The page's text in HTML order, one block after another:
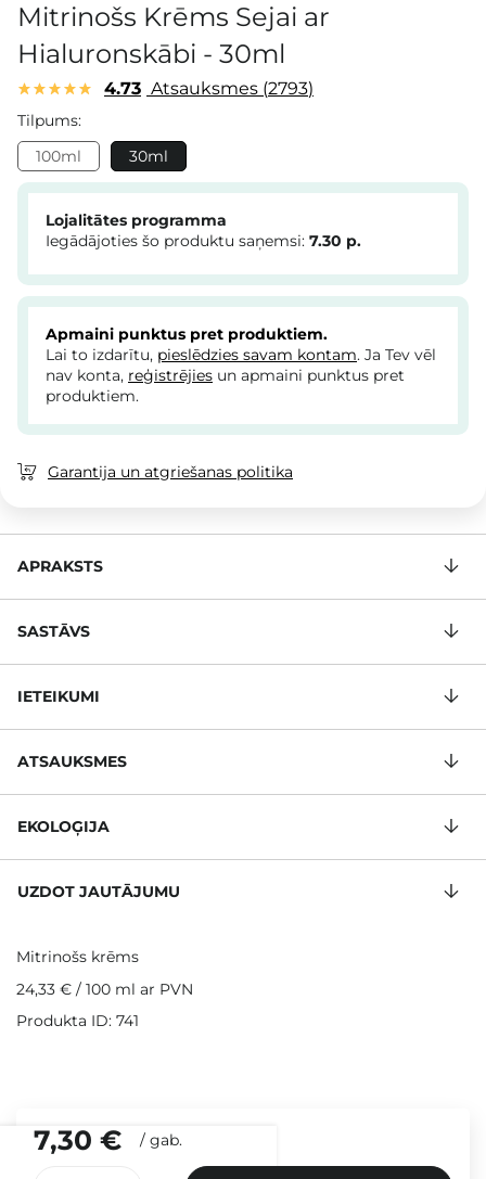
Mitrinošs Krēms Sejai ar
Hialuronskābi - 30ml
4.73 Atsauksmes 2793
Tilpums:
100ml
30ml
7,30 € / gab.
Lojalitātes programma
Iegādājoties šo produktu saņemsi: 7.30 p.
Apmaini punktus pret produktiem.
Lai to izdarītu, pieslēdzies savam kontam. Ja Tev vēl
nav konta, reģistrējies un apmaini punktus pret
produktiem.
Garantija un atgriešanas politika
APRAKSTS
SASTĀVS
IETEIKUMI
ATSAUKSMES
EKOLOĢIJA
UZDOT JAUTĀJUMU
Mitrinošs krēms
24,33 € / 100 ml ar PVN
Produkta ID: 741